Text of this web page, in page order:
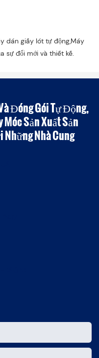
dán giấy lót tự động,Máy
sự đổi mới và thiết kế.
Đóng Gói Tự Động,
Móc Sản Xuất Sản
Những Nhà Cung